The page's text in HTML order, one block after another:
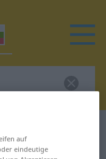
auf
eindeutige